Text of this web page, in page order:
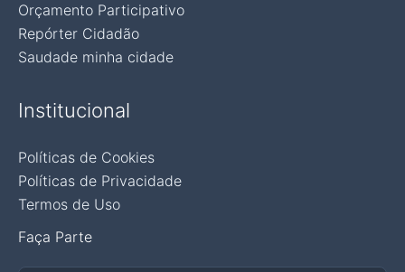
Orçamento Participativo
Repórter Cidadão
Saudade minha cidade
Institucional
Políticas de Cookies
Políticas de Privacidade
Termos de Uso
Faça Parte